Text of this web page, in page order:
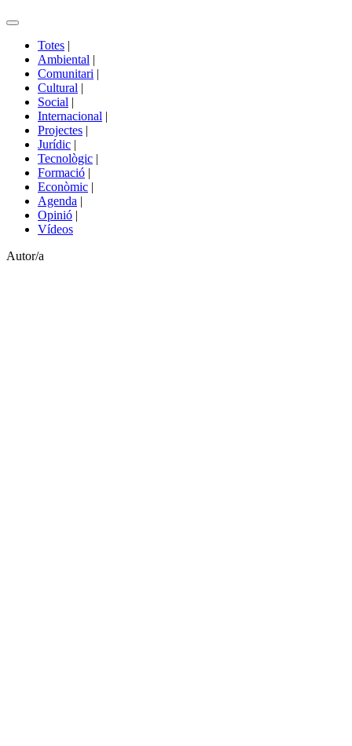
Commutador
portals
Totes |
Ambiental |
Comunitari |
Cultural |
Social |
Internacional |
Projectes |
Jurídic |
Tecnològic |
Formació |
Econòmic |
Agenda |
Opinió |
Vídeos
Autor/a